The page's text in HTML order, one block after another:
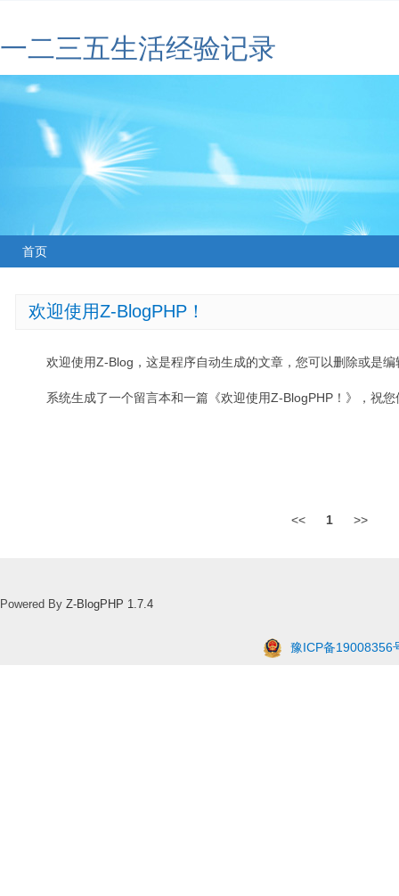
一二三五生活经验记录
首页
欢迎使用Z-BlogPHP！
欢迎使用Z-Blog，这是程序自动生成的文章，您可以删除或是编
系统生成了一个留言本和一篇《欢迎使用Z-BlogPHP！》，祝
<< 1 >>
Powered By Z-BlogPHP 1.7.4
豫ICP备19008356